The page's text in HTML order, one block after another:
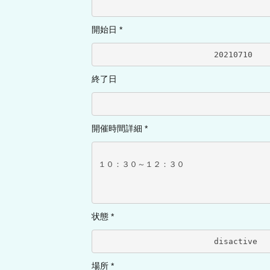
開始日 *
終了日
開催時間詳細 *
１０：３０～１２：３０
状態 *
場所 *